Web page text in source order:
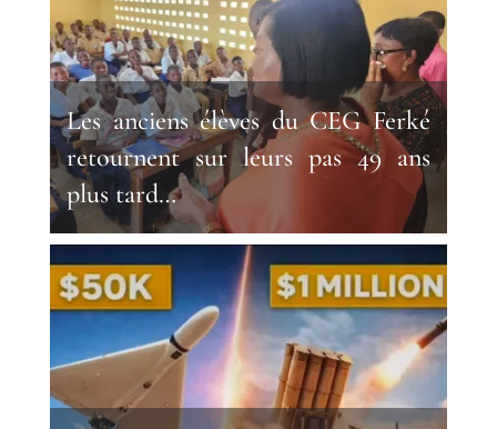
Les anciens élèves du CEG Ferké
retournent sur leurs pas 49 ans
plus tard…